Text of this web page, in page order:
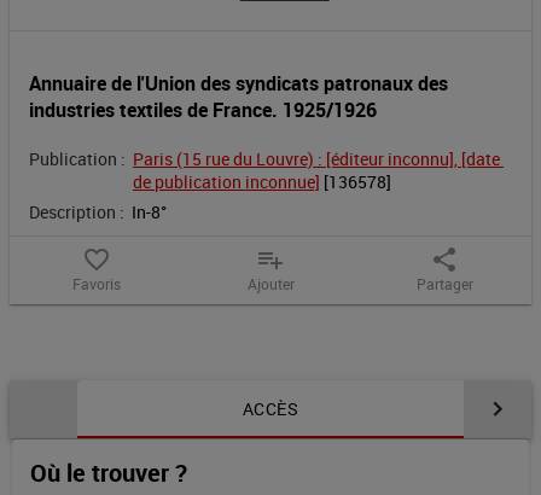
syndicats
patronaux
des
industries
textiles
1925/1926
Annuaire de l'Union des syndicats patronaux des
industries textiles de France. 1925/1926
Publication : Paris (15 rue du Louvre) : [éditeur inconnu], [date
de publication inconnue] [136578]
Description : In-8°
favorite_border
Favoris
playlist_add
Ajouter
share
Partager
Contenu de la notice
ACCÈS
Où le trouver ?